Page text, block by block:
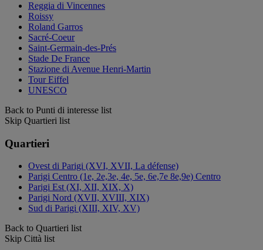
Reggia di Vincennes
Roissy
Roland Garros
Sacré-Coeur
Saint-Germain-des-Prés
Stade De France
Stazione di Avenue Henri-Martin
Tour Eiffel
UNESCO
Back to Punti di interesse list
Skip Quartieri list
Quartieri
Ovest di Parigi (XVI, XVII, La défense)
Parigi Centro (1e, 2e,3e, 4e, 5e, 6e,7e 8e,9e) Centro
Parigi Est (XI, XII, XIX, X)
Parigi Nord (XVII, XVIII, XIX)
Sud di Parigi (XIII, XIV, XV)
Back to Quartieri list
Skip Città list